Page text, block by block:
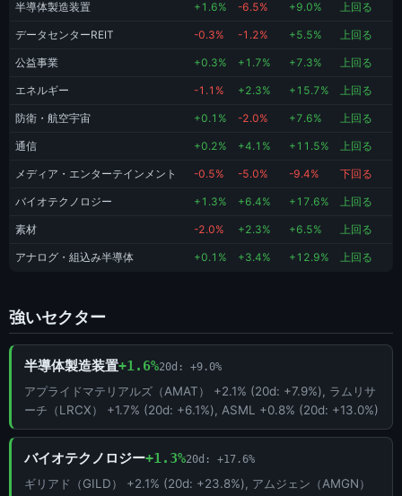
半導体製造装置 +1.6% -6.5% +9.0% 上回る
データセンターREIT -0.3% -1.2% +5.5% 上回る
公益事業 +0.3% +1.7% +7.3% 上回る
エネルギー -1.1% +2.3% +15.7% 上回る
防衛・航空宇宙 +0.1% -2.0% +7.6% 上回る
通信 +0.2% +4.1% +11.5% 上回る
メディア・エンターテインメント -0.5% -5.0% -9.4% 下回る
バイオテクノロジー +1.3% +6.4% +17.6% 上回る
素材 -2.0% +2.3% +6.5% 上回る
アナログ・組込み半導体 +0.1% +3.4% +12.9% 上回る
強いセクター
半導体製造装置+1.6%20d: +9.0%
アプライドマテリアルズ（AMAT） +2.1% (20d: +7.9%), ラムリサ
ーチ（LRCX） +1.7% (20d: +6.1%), ASML +0.8% (20d: +13.0%)
バイオテクノロジー+1.3%20d: +17.6%
ギリアド（GILD） +2.1% (20d: +23.8%), アムジェン（AMGN）